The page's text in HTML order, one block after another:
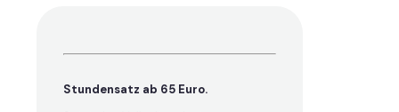
Stundensatz ab 65 Euro.